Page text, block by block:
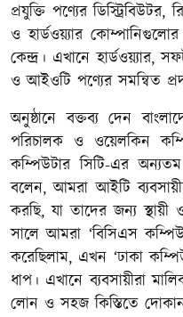
প্রযুক্তি পণ্যের
ও হার্ডওয়্যার
কেন্দ্র। এখানে হার্ডওয়্যার,
ও আইওটি পণ্যের সমন্বিত
অনুষ্ঠানে বক্তব্য দেন
পরিচালক ও ওয়েলকিন
কম্পিউটার সিটি-এর
বলেন, আমরা আইটি
করছি, যা তাদের জন্য স্থায়ী
সালে আমরা ‘বিসিএস
করেছিলাম, এখন ‘ঢাকা
ধাপ। এখানে ব্যবসায়ীরা
লোন ও সহজ কিস্তিতে